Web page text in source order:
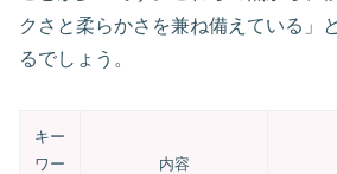
クさと柔らかさを兼ね備えている」
るでしょう。
キー
ワー
内容